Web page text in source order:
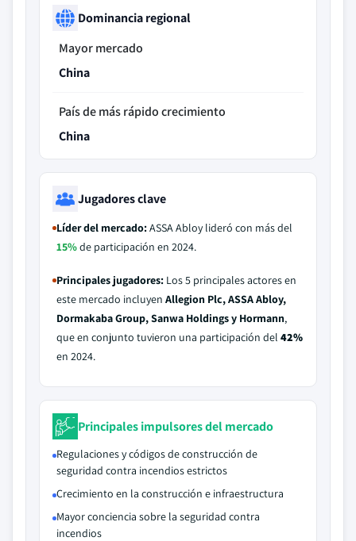
Dominancia regional
Mayor mercado
China
País de más rápido crecimiento
China
Jugadores clave
Líder del mercado:ASSA Abloy lideró con más del
15%de participación en 2024.
Principales jugadores: Los 5 principales actores en
este mercado incluyen Allegion Plc, ASSA Abloy,
Dormakaba Group, Sanwa Holdings y Hormann,
que en conjunto tuvieron una participación del 42%
en 2024.
Principales impulsores del mercado
Regulaciones y códigos de construcción de
seguridad contra incendios estrictos
Crecimiento en la construcción e infraestructura
Mayor conciencia sobre la seguridad contra
incendios